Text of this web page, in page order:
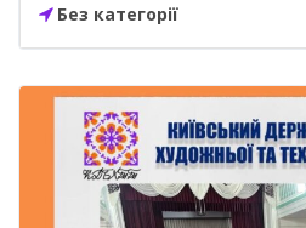
Без категорії